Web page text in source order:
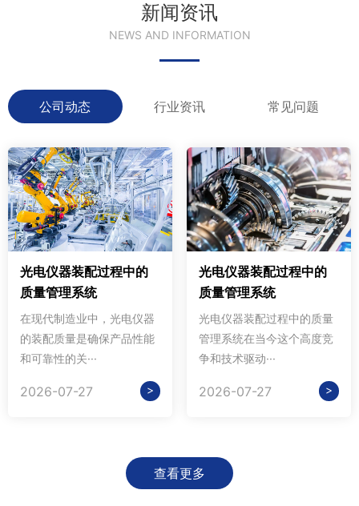
新闻资讯
NEWS AND INFORMATION
公司动态 行业资讯 常见问题
光电仪器装配过程中的
质量管理系统
在现代制造业中，光电仪器
的装配质量是确保产品性能
和可靠性的关···
2026-07-27 >
光电仪器装配过程中的
质量管理系统
光电仪器装配过程中的质量
管理系统在当今这个高度竞
争和技术驱动···
2026-07-27 >
查看更多